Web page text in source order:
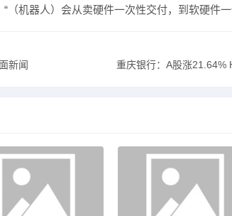
（机器人）会从卖硬件一次性交付，到软硬件一
新闻
重庆银行：A股涨21.64% H股涨